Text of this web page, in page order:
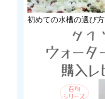
初めての水槽の選び方